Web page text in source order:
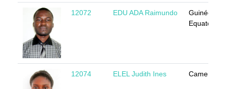
12072 EDU ADA Raimundo
Guinée
Equatoriale
12074 ELEL Judith Ines Cameroun